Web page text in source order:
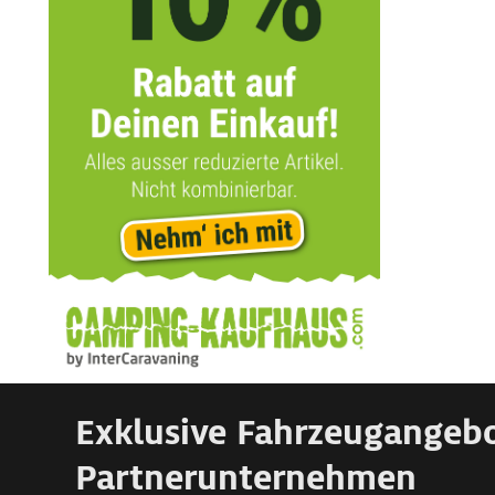
Exklusive
Partnerunternehmen